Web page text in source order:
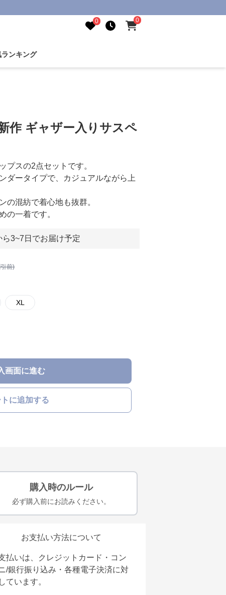
0 0
ランキング
作 ギャザー入りサスペ
プスの2点セットです。
ダータイプで、カジュアルながら上
の混紡で着心地も抜群。
の一着です。
ら3~7日でお届け予定
前)
XL
画面に進む
トに追加する
購入時のルール
必ず購入前にお読みください。
お支払い方法について
払いは、クレジットカード・コン
/銀行振り込み・各種電子決済に対
ています。